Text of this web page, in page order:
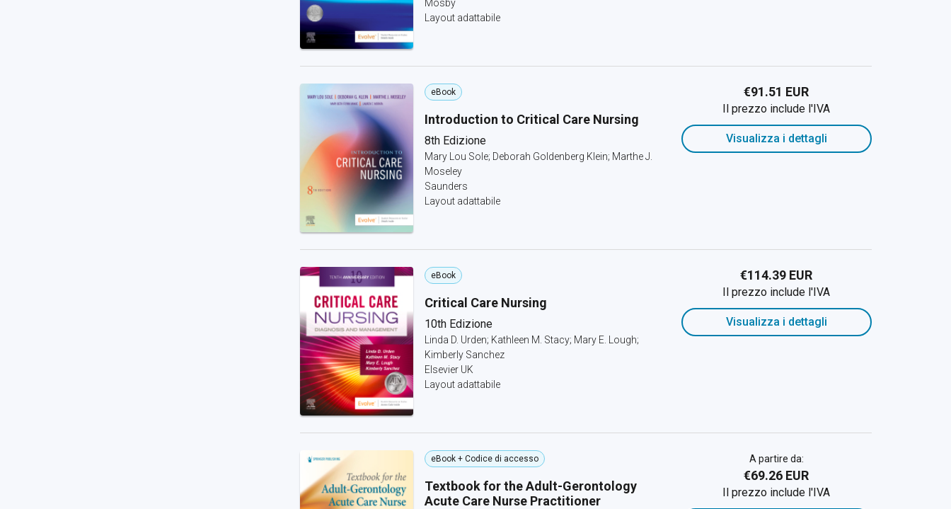
Mosby
Layout adattabile
eBook
Introduction to Critical Care Nursing
8th Edizione
Mary Lou Sole; Deborah Goldenberg Klein; Marthe J.
Moseley
Saunders
Layout adattabile
€91.51 EUR
Il prezzo include l'IVA
Visualizza i dettagli
eBook
Critical Care Nursing
10th Edizione
Linda D. Urden; Kathleen M. Stacy; Mary E. Lough;
Kimberly Sanchez
Elsevier UK
Layout adattabile
€114.39 EUR
Il prezzo include l'IVA
Visualizza i dettagli
eBook + Codice di accesso
Textbook for the Adult-Gerontology
Acute Care Nurse Practitioner
A partire da:
€69.26 EUR
Il prezzo include l'IVA